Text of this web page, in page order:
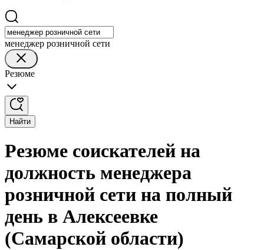
менеджер розничной сети
Резюме
Найти
Резюме соискателей на
должность менеджера
розничной сети на полный
день в Алексеевке
(Самарской области)